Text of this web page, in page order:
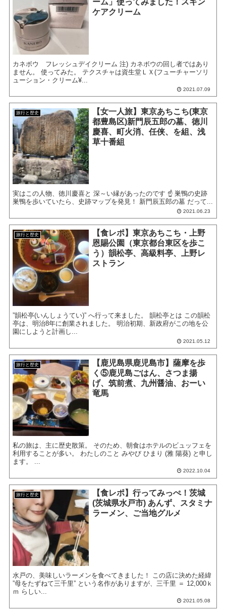
ケアクリーム
カネボウ フレッシュデイクリーム 注) カネボウの回し者ではあり
ません。 使ってみた。 テクスチャは資生堂ＬＸ(フューチャーソリ
ューション・クリーム¥...
2021.07.09
旅行と歴史
【女一人旅】東京あちこち(東京
都豊島区)新門辰五郎の墓、徳川
慶喜、町火消、任侠、を組、浅
草十番組
実はこの人物、徳川慶喜と 深～い縁があったのです ☝ 巣鴨の史跡
巣鴨を歩いていたら、史跡マップを発見！ 新門辰五郎の墓 だって...
2021.06.23
旅行と歴史
【食レポ】東京あちこち・上野
恩賜公園（東京都台東区を歩こ
う）韻松亭、高級料亭、上野レ
ストラン
”韻松亭(いんしょうてい)” へ行って来ました。 韻松亭とは この韻松
亭は、明治8年に創業されました。 明治初期、新政府がこの地を公
園にしようと計画し...
2021.05.12
旅行と歴史
【鹿児島県鹿児島市】薩摩を歩
く⑤鹿児島ごはん、さつま揚
げ、筑前煮、九州醤油、おーい
竜馬
私の旅は、主に歴史散策。 そのため、朝食はホテルのビュッフェを
利用することが多い。 わたしのこと みやび ひまり (雅 陽葵) と申し
ます。 ...
2022.10.04
旅行と歴史
【食レポ】行ってみっぺ！茨城
(茨城県水戸市) あんず、スタミナ
ラーメン、ご当地グルメ
水戸の、美味しいラーメンを食べてきました！ この店に決めた経緯
”母をたずねて三千里” という名作がありますが、三千里 ＝ 12,000ｋ
ｍ らしい...
2021.05.08